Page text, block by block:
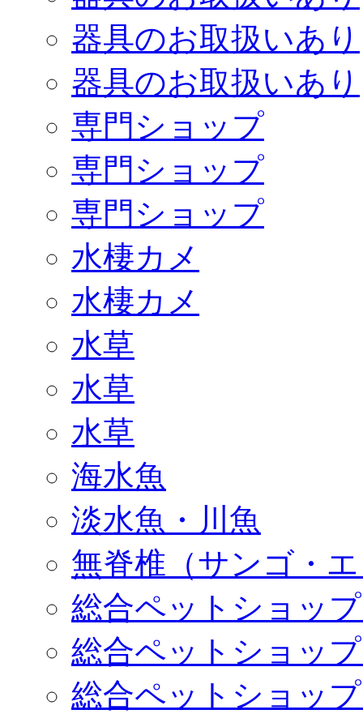
器具のお取扱いあり
器具のお取扱いあり
専門ショップ
専門ショップ
専門ショップ
水棲カメ
水棲カメ
水草
水草
水草
海水魚
淡水魚・川魚
無脊椎（サンゴ・
総合ペットショッ
総合ペットショッ
総合ペットショッ